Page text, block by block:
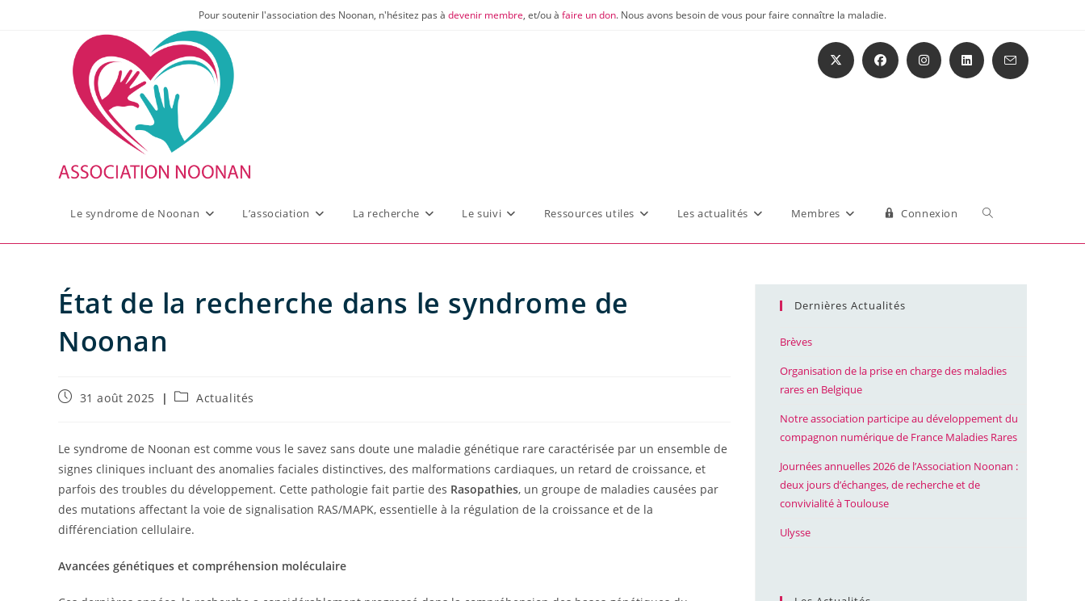
Pour soutenir l'association des Noonan, n'hésitez pas à devenir membre, et/ou à faire un don. Nous avons besoin de vous pour faire connaître la maladie.
Le syndrome de Noonan L’association La recherche Le suivi Ressources utiles Les actualités Membres Connexion Toggle
État de la recherche dans le syndrome de
Noonan
Publication
31 août 2025
PostActualités
Le syndrome de Noonan est comme vous le savez sans doute une maladie génétique rare caractérisée par un ensemble de
signes cliniques incluant des anomalies faciales distinctives, des malformations cardiaques, un retard de croissance, et
parfois des troubles du développement. Cette pathologie fait partie des Rasopathies, un groupe de maladies causées par
des mutations affectant la voie de signalisation RAS/MAPK, essentielle à la régulation de la croissance et de la
différenciation cellulaire.
Avancées génétiques et compréhension moléculaire
Dernières Actualités
Brèves
Organisation de la prise en charge des maladies
rares en Belgique
Notre association participe au développement du
compagnon numérique de France Maladies Rares
Journées annuelles 2026 de l’Association Noonan :
deux jours d’échanges, de recherche et de
convivialité à Toulouse
Ulysse